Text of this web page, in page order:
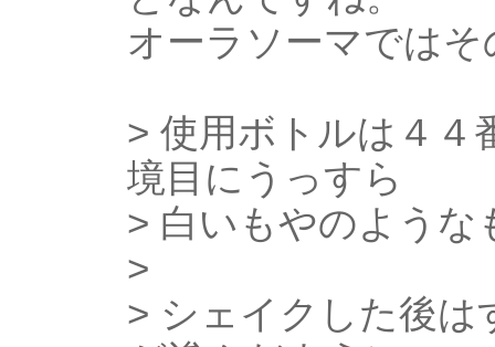
オーラソーマでは
> 使用ボトルは４４
境目にうっすら
> 白いもやのような
>
> シェイクした後は